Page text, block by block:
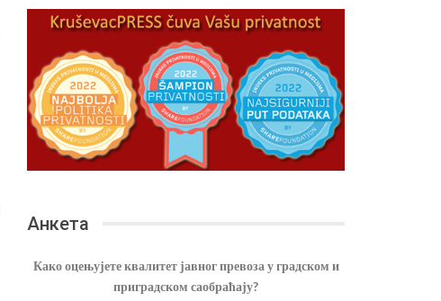
Анкета
Како оцењујете квалитет јавног превоза у градском и
приградском саобраћају?